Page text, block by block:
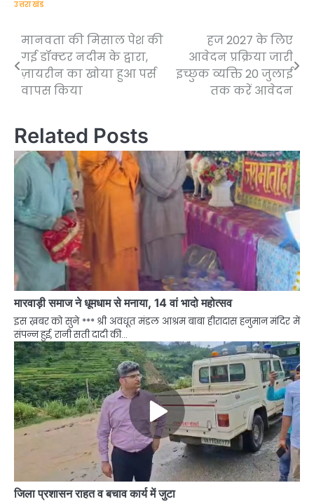
उत्तराखंड
Post
navigation
मानवता की मिसाल पेश की
गई डॉक्टर नदीम के द्वारा,
ज़ायरीन का खोया हुआ पर्स
वापस किया
हज 2027 के लिए
आवेदन प्रक्रिया जारी
इच्छुक व्यक्ति 20 जुलाई
तक करें आवेदन
Related Posts
मारवाड़ी समाज ने धूमधाम से मनाया, 14 वां भादो महोत्सव
इस ख़बर को सुने *** श्री अवधूत मंडल आश्रम बाबा हीरादास हनुमान मंदिर में
संपन्न हुई, रानी सती दादी की…
जिला प्रशासन राहत व बचाव कार्य में जुटा